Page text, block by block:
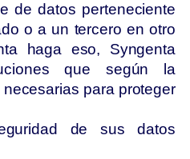
de datos perteneciente
o a un tercero en otro
haga eso, Syngenta
que según la
para proteger
de sus datos